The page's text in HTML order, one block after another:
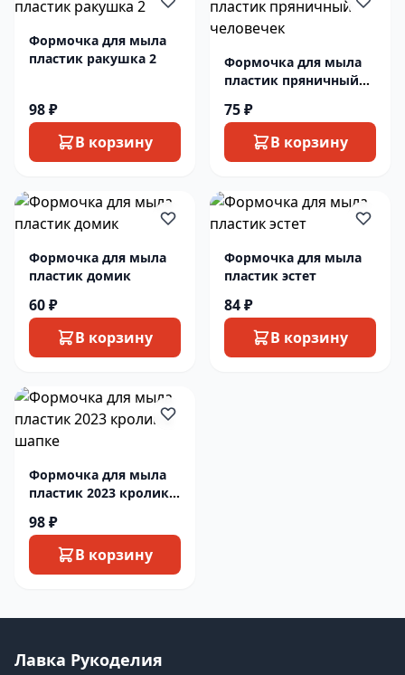
Формочка для мыла
пластик ракушка 2
98 ₽
В корзину
Формочка для мыла
пластик пряничный
75 ₽
В корзину
Формочка для мыла
пластик домик
60 ₽
В корзину
Формочка для мыла
пластик эстет
84 ₽
В корзину
Формочка для мыла
пластик 2023 кролик в
98 ₽
В корзину
Лавка Рукоделия